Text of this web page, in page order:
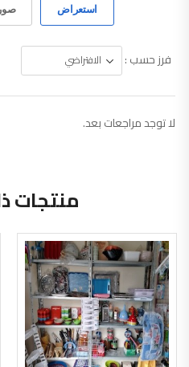
استعراض
فرز حسب :
لا توجد مراجعات بعد.
منتجات